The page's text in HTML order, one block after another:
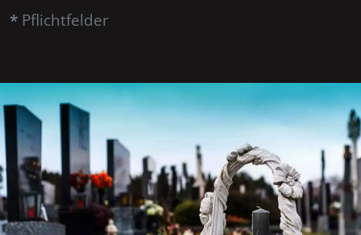
* Pflichtfelder